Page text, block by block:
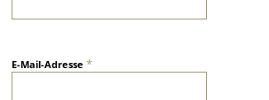
E-Mail-Adresse*